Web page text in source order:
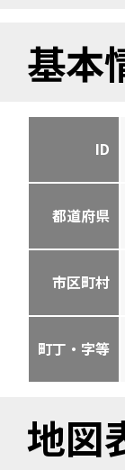
基本
ID
都道府県
市区町村
町丁・字等
地図